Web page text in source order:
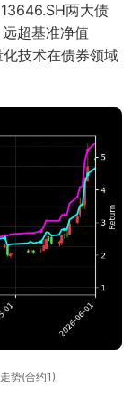
两大债
超基准净值
技术在债券领域
势(合约1)